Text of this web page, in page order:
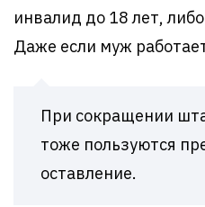
инвалид до 18 лет,
Даже если муж
При сокращении
тоже пользуются
оставление.